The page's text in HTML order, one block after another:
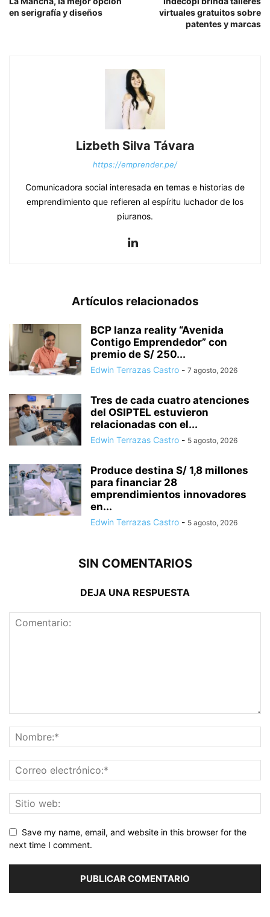
en serigrafía y diseños
virtuales gratuitos sobre
patentes y marcas
Lizbeth Silva Távara
https://emprender.pe/
Comunicadora social interesada en temas e historias de
emprendimiento que refieren al espíritu luchador de los
piuranos.
Artículos relacionados
BCP lanza reality “Avenida
Contigo Emprendedor” con
premio de S/ 250...
Edwin Terrazas Castro - 7 agosto, 2026
Tres de cada cuatro atenciones
del OSIPTEL estuvieron
relacionadas con el...
Edwin Terrazas Castro - 5 agosto, 2026
Produce destina S/ 1,8 millones
para financiar 28
emprendimientos innovadores
en...
Edwin Terrazas Castro - 5 agosto, 2026
SIN COMENTARIOS
DEJA UNA RESPUESTA
Save my name, email, and website in this browser for the
next time I comment.